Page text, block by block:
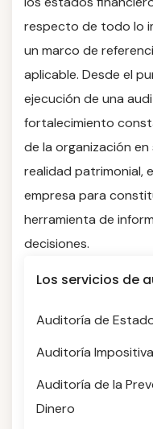
respecto de todo lo
un marco de
aplicable. Desde el
ejecución de una
fortalecimiento
de la organización
realidad patrimonial,
empresa para
herramienta de
decisiones.
Los servicios de
Auditoría de
Auditoría Impositiva
Auditoría de la
Dinero